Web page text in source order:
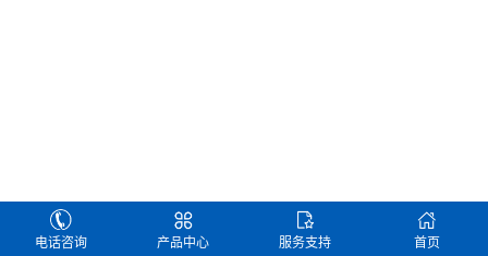
电话咨询 产品中心 服务支持 首页